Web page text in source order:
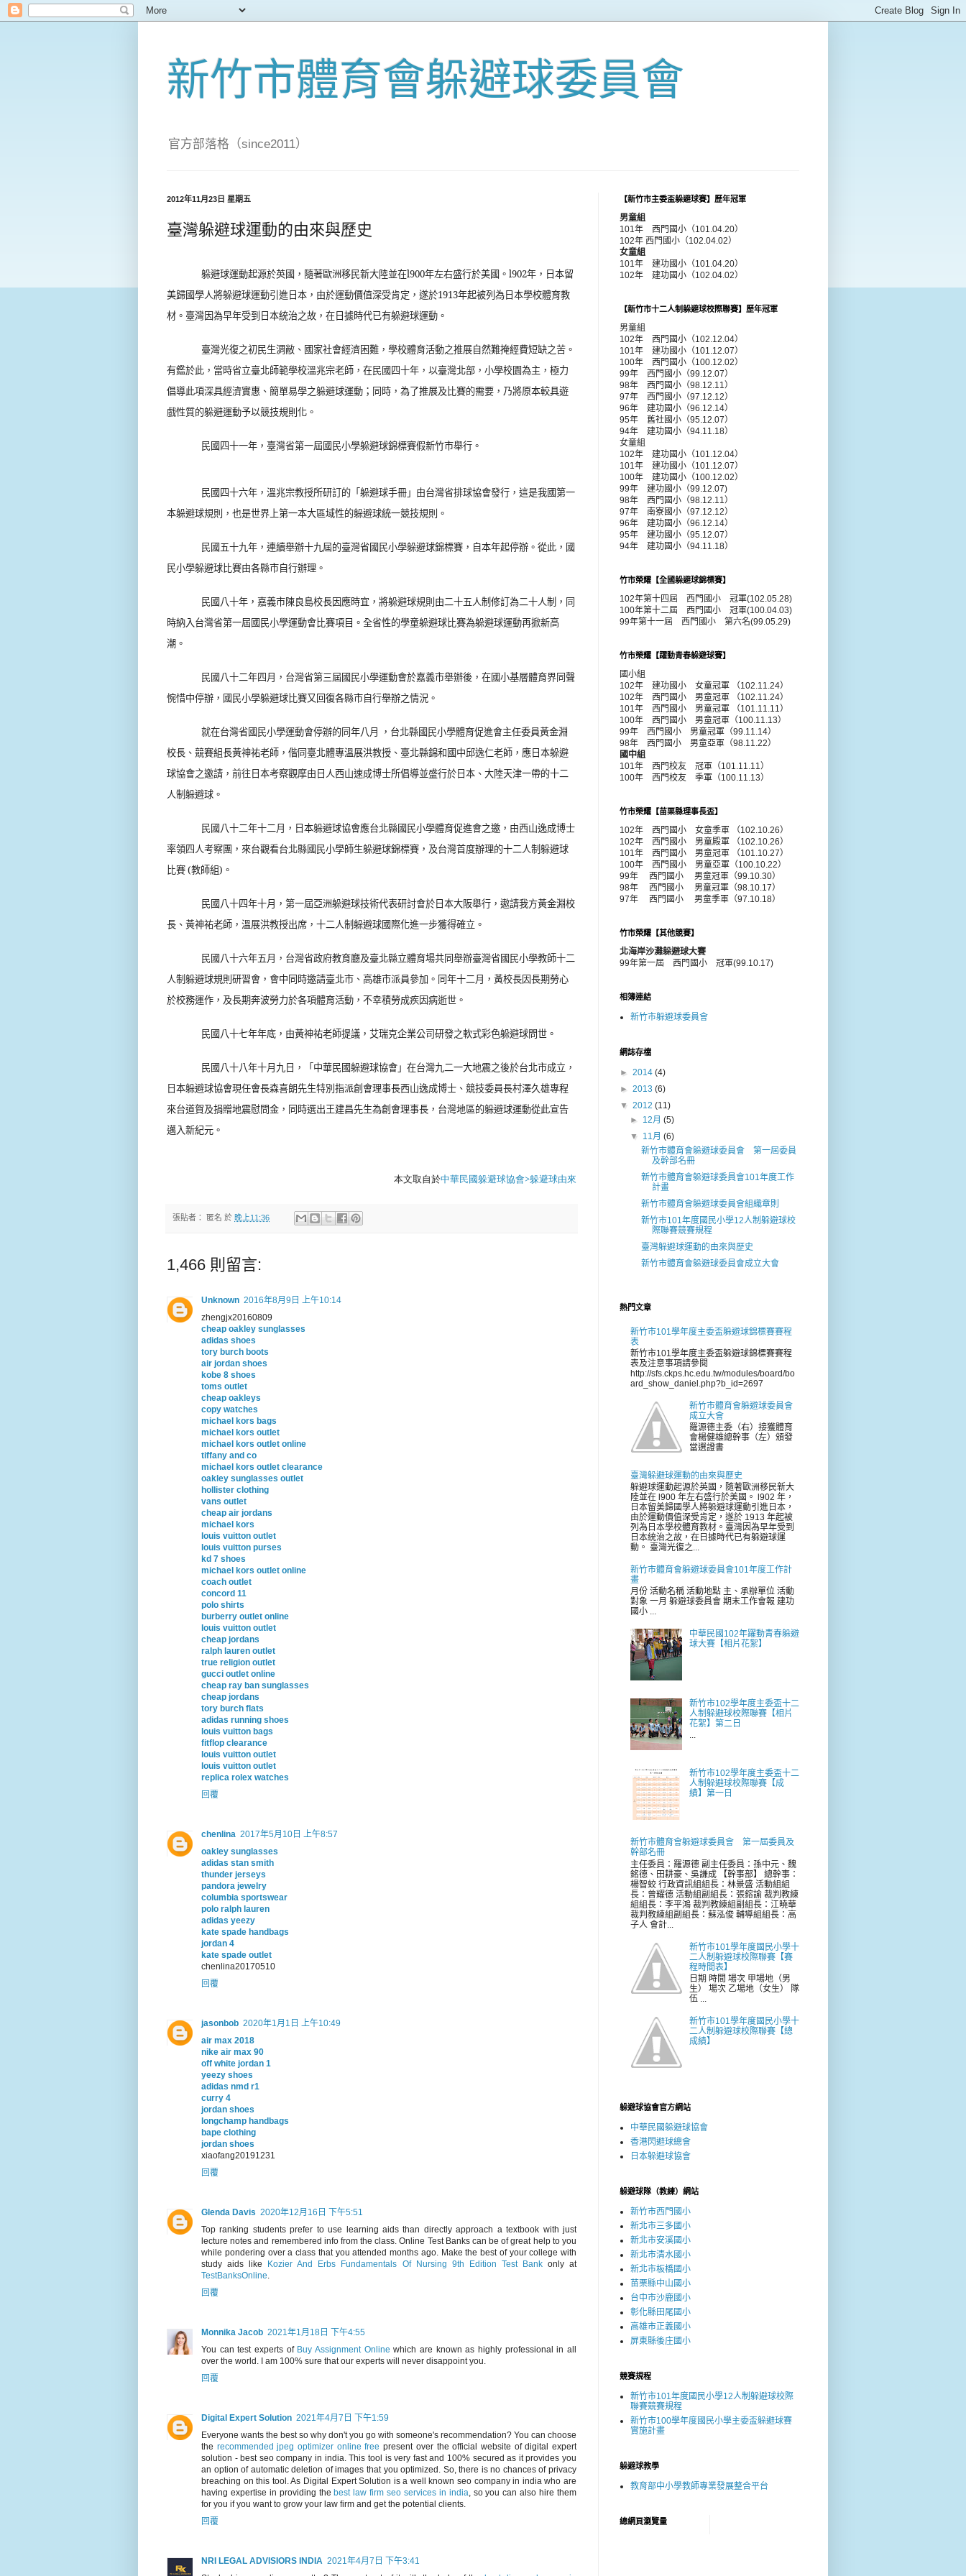
新竹市體育會躲避球委員會
官方部落格（since2011）
2012年11月23日 星期五
臺灣躲避球運動的由來與歷史
躲避球運動起源於英國，隨著歐洲移民新大陸並在l900年左右盛行於美國。 l902年，日本留
美歸國學人將躲避球運動引進日本，由於運動價值深受肯定，遂於1913年起被列為日本學校體育教
材。臺灣因為早年受到日本統治之故，在日據時代已有躲避球運動。
臺灣光復之初民生淍敝、國家社會經濟困難，學校體育活動之推展自然難掩經費短缺之苦。
有鑑於此，當時省立臺北師範學校溫兆宗老師，在民國四十年，以臺灣北部，小學校園為主，極力
倡導此項深具經濟實惠、簡單易學之躲避球運動；同時，為了推展及比賽的需要，乃將原本較具遊
戲性質的躲避運動予以競技規則化。
民國四十一年，臺灣省第一屆國民小學躲避球錦標賽假新竹市舉行。
民國四十六年，溫兆宗教授所研訂的「躲避球手冊」由台灣省排球協會發行，這是我國第一
本躲避球規則，也是世界上第一本大區域性的躲避球統一競技規則。
民國五十九年，連續舉辦十九屆的臺灣省國民小學躲避球錦標賽，自本年起停辦。從此，國
民小學躲避球比賽由各縣市自行辦理。
民國八十年，嘉義市陳良島校長因應時宜，將躲避球規則由二十五人制修訂為二十人制，同
時納入台灣省第一屆國民小學運動會比賽項目。全省性的學童躲避球比賽為躲避球運動再掀新高
潮。
民國八十二年四月，台灣省第三屆國民小學運動會於嘉義市舉辦後，在國小基層體育界同聲
惋惜中停辦，國民小學躲避球比賽又回復各縣市自行舉辦之情況。
就在台灣省國民小學運動會停辦的同年八月 ，台北縣國民小學體育促進會主任委員黃金淵
校長、競賽組長黃神祐老師，偕同臺北體專溫展洪教授、臺北縣錦和國中邱逸仁老師，應日本躲避
球協會之邀請，前往日本考察觀摩由日人西山速成博士所倡導並盛行於日本、大陸天津一帶的十二
人制躲避球。
民國八十二年十二月，日本躲避球協會應台北縣國民小學體育促進會之邀，由西山逸成博士
率領四人考察團，來台觀看台北縣國民小學師生躲避球錦標賽，及台灣首度辦理的十二人制躲避球
比賽(教師組) 。
民國八十四年十月，第一屆亞洲躲避球技術代表研討會於日本大阪舉行，遨請我方黃金淵校
長、黃神祐老師，溫展洪教授出席，十二人制躲避球國際化進一步獲得確立。
民國八十六年五月，台灣省政府教育廳及臺北縣立體育場共同舉辦臺灣省國民小學教師十二
人制躲避球規則研習會，會中同時邀請臺北市、高雄市派員參加。同年十二月，黃校長因長期勞心
於校務運作，及長期奔波勞力於各項體育活動，不幸積勞成疾因病逝世。
民國八十七年年底，由黃神祐老師提議，艾瑞克企業公司研發之軟式彩色躲避球問世。
民國八十八年十月九日，「中華民國躲避球協會」在台灣九二一大地震之後於台北市成立，
日本躲避球協會現任會長森喜朗先生特別指派創會理事長西山逸成博士、競技委員長村澤久雄專程
來台道賀及捐贈地震慰問金，同時選出王建昌先生為創會理事長，台灣地區的躲避球運動從此宣告
邁入新紀元。
本文取自於中華民國躲避球協會>躲避球由來
張貼者： 匿名 於 晚上11:36
1,466 則留言:
Unknown 2016年8月9日 上午10:14
zhengjx20160809
cheap oakley sunglasses
adidas shoes
tory burch boots
air jordan shoes
kobe 8 shoes
toms outlet
cheap oakleys
copy watches
michael kors bags
michael kors outlet
michael kors outlet online
tiffany and co
michael kors outlet clearance
oakley sunglasses outlet
hollister clothing
vans outlet
cheap air jordans
michael kors
louis vuitton outlet
louis vuitton purses
kd 7 shoes
michael kors outlet online
coach outlet
concord 11
polo shirts
burberry outlet online
louis vuitton outlet
cheap jordans
ralph lauren outlet
true religion outlet
gucci outlet online
cheap ray ban sunglasses
cheap jordans
tory burch flats
adidas running shoes
louis vuitton bags
fitflop clearance
louis vuitton outlet
louis vuitton outlet
replica rolex watches
回覆
chenlina 2017年5月10日 上午8:57
oakley sunglasses
adidas stan smith
thunder jerseys
pandora jewelry
columbia sportswear
polo ralph lauren
adidas yeezy
kate spade handbags
jordan 4
kate spade outlet
chenlina20170510
回覆
jasonbob 2020年1月1日 上午10:49
air max 2018
nike air max 90
off white jordan 1
yeezy shoes
adidas nmd r1
curry 4
jordan shoes
longchamp handbags
bape clothing
jordan shoes
xiaofang20191231
回覆
Glenda Davis 2020年12月16日 下午5:51
Top ranking students prefer to use learning aids than directly approach a textbook with just
lecture notes and remembered info from the class. Online Test Banks can be of great help to you
while pondering over a class that you attended months ago. Make the best of your college with
study aids like
Kozier And Erbs Fundamentals Of Nursing 9th Edition Test Bankonly at
TestBanksOnline.
回覆
Monnika Jacob 2021年1月18日 下午4:55
You can test experts of Buy Assignment Online which are known as highly professional in all
over the world. I am 100% sure that our experts will never disappoint you.
回覆
Digital Expert Solution 2021年4月7日 下午1:59
Everyone wants the best so why don't you go with someone's recommendation? You can choose
the recommended jpeg optimizer online free present over the official website of digital expert
solution - best seo company in india. This tool is very fast and 100% secured as it provides you
an option of automatic deletion of images that you optimized. So, there is no chances of privacy
breaching on this tool. As Digital Expert Solution is a well known seo company in india who are
having expertise in providing the best law firm seo services in india, so you can also hire them
for you if you want to grow your law firm and get the potential clients.
回覆
NRI LEGAL ADVISIORS INDIA 2021年4月7日 下午3:41
【新竹市主委盃躲避球賽】歷年冠軍
男童組
101年 西門國小（101.04.20）
102年 西門國小（102.04.02）
女童組
101年 建功國小（101.04.20）
102年 建功國小（102.04.02）
【新竹市十二人制躲避球校際聯賽】歷年冠軍
男童組
102年 西門國小（102.12.04）
101年 建功國小（101.12.07）
100年 西門國小（100.12.02）
99年 西門國小（99.12.07）
98年 西門國小（98.12.11）
97年 西門國小（97.12.12）
96年 建功國小（96.12.14）
95年 舊社國小（95.12.07）
94年 建功國小（94.11.18）
女童組
102年 建功國小（101.12.04）
101年 建功國小（101.12.07）
100年 建功國小（100.12.02）
99年 建功國小（99.12.07)
98年 西門國小（98.12.11）
97年 南寮國小（97.12.12）
96年 建功國小（96.12.14）
95年 建功國小（95.12.07）
94年 建功國小（94.11.18）
竹市榮耀【全國躲避球錦標賽】
102年第十四屆 西門國小 冠軍(102.05.28)
100年第十二屆 西門國小 冠軍(100.04.03)
99年第十一屆 西門國小 第六名(99.05.29)
竹市榮耀【躍動青春躲避球賽】
國小組
102年 建功國小 女童冠軍 （102.11.24）
102年 西門國小 男童冠軍 （102.11.24）
101年 西門國小 男童冠軍 （101.11.11）
100年 西門國小 男童冠軍（100.11.13）
99年 西門國小 男童冠軍（99.11.14）
98年 西門國小 男童亞軍（98.11.22）
國中組
101年 西門校友 冠軍（101.11.11）
100年 西門校友 季軍（100.11.13）
竹市榮耀【苗栗縣理事長盃】
102年 西門國小 女童季軍 （102.10.26）
102年 西門國小 男童殿軍 （102.10.26）
101年 西門國小 男童冠軍 （101.10.27）
100年 西門國小 男童亞軍（100.10.22）
99年 西門國小 男童冠軍（99.10.30）
98年 西門國小 男童冠軍（98.10.17）
97年 西門國小 男童季軍（97.10.18）
竹市榮耀【其他競賽】
北海岸沙灘躲避球大賽
99年第一屆 西門國小 冠軍(99.10.17)
相簿連結
新竹市躲避球委員會
網誌存檔
► 2014 (4)
► 2013 (6)
▼ 2012 (11)
► 12月(5)
▼ 11月(6)
新竹市體育會躲避球委員會 第一屆委員
及幹部名冊
新竹市體育會躲避球委員會101年度工作
計畫
新竹市體育會躲避球委員會組織章則
新竹市101年度國民小學12人制躲避球校
際聯賽競賽規程
臺灣躲避球運動的由來與歷史
新竹市體育會躲避球委員會成立大會
熱門文章
新竹市101學年度主委盃躲避球錦標賽賽程
表
新竹市101學年度主委盃躲避球錦標賽賽程
表及注意事項請參閱
http://sfs.ckps.hc.edu.tw/modules/board/bo
ard_show_daniel.php?b_id=2697
新竹市體育會躲避球委員會
成立大會
羅源德主委（右）接獲體育
會楊健雄總幹事（左）頒發
當選證書
臺灣躲避球運動的由來與歷史
躲避球運動起源於英國，隨著歐洲移民新大
陸並在 l900 年左右盛行於美國。 l902 年，
日本留美歸國學人將躲避球運動引進日本，
由於運動價值深受肯定，遂於 1913 年起被
列為日本學校體育教材。臺灣因為早年受到
日本統治之故，在日據時代已有躲避球運
動。 臺灣光復之...
新竹市體育會躲避球委員會101年度工作計
畫
月份 活動名稱 活動地點 主、承辦單位 活動
對象 一月 躲避球委員會 期末工作會報 建功
國小 ...
中華民國102年躍動青春躲避
球大賽【相片花絮】
新竹市102學年度主委盃十二
人制躲避球校際聯賽【相片
花絮】第二日
...
新竹市102學年度主委盃十二
人制躲避球校際聯賽【成
績】第一日
新竹市體育會躲避球委員會 第一屆委員及
幹部名冊
主任委員：羅源德 副主任委員：孫中元、魏
銘德、田耕豪、吳謙成 【幹事部】 總幹事：
楊智蛟 行政資訊組組長：林景盛 活動組組
長：曾耀德 活動組副組長：張鎔諭 裁判教練
組組長：李平鴻 裁判教練組副組長：江曉華
裁判教練組副組長：蘇泓俊 輔導組組長：高
子人 會計...
新竹市101學年度國民小學十
二人制躲避球校際聯賽【賽
程時間表】
日期 時間 場次 甲場地（男
生） 場次 乙場地（女生） 隊
伍 ...
新竹市101學年度國民小學十
二人制躲避球校際聯賽【總
成績】
躲避球協會官方網站
中華民國躲避球協會
香港閃避球總會
日本躲避球協會
躲避球隊（教練）網站
新竹市西門國小
新北市三多國小
新北市安溪國小
新北市清水國小
新北市板橋國小
苗栗縣中山國小
台中市沙鹿國小
彰化縣田尾國小
高雄市正義國小
屏東縣後庄國小
競賽規程
新竹市101年度國民小學12人制躲避球校際
聯賽競賽規程
新竹市100學年度國民小學主委盃躲避球賽
實施計畫
躲避球教學
教育部中小學教師專業發展整合平台
總網頁瀏覽量